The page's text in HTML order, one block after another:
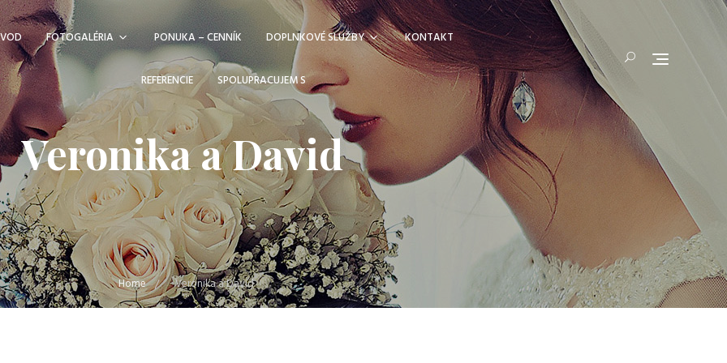
FOTOGALÉRIA PONUKA – CENNÍK DOPLNKOVÉ SLUŽBY KONTAKT
REFERENCIE SPOLUPRACUJEM S
Veronika a David
Home Veronika a David